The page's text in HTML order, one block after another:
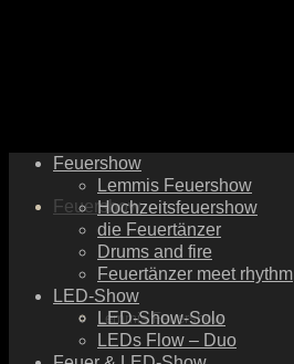
Feuershow
Lemmis Feuershow
Feuershow
Lemmis Feuershow
Hochzeitsfeuershow
die Feuertänzer
Drums and fire
Feuertänzer meet rhythm
LED-Show
LED-Show-Solo
LEDs Flow – Duo